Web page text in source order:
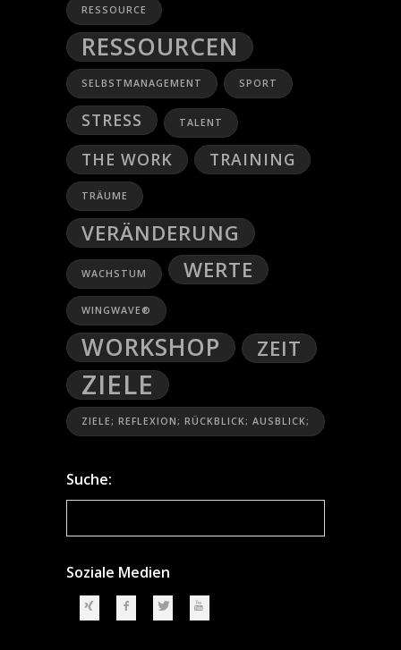
RESSOURCE
RESSOURCEN
SELBSTMANAGEMENT SPORT
STRESS TALENT
THE WORK TRAINING
TRÄUME
VERÄNDERUNG
WACHSTUM WERTE
WINGWAVE®
WORKSHOP ZEIT
ZIELE
ZIELE; REFLEXION; RÜCKBLICK; AUSBLICK;
Suche:
Soziale Medien